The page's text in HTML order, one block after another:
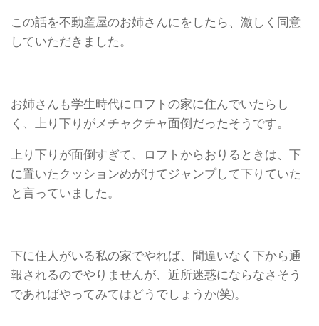
この話を不動産屋のお姉さんにをしたら、激しく同意
していただきました。
お姉さんも学生時代にロフトの家に住んでいたらし
く、上り下りがメチャクチャ面倒だったそうです。
上り下りが面倒すぎて、ロフトからおりるときは、下
に置いたクッションめがけてジャンプして下りていた
と言っていました。
下に住人がいる私の家でやれば、間違いなく下から通
報されるのでやりませんが、近所迷惑にならなさそう
であればやってみてはどうでしょうか(笑)。